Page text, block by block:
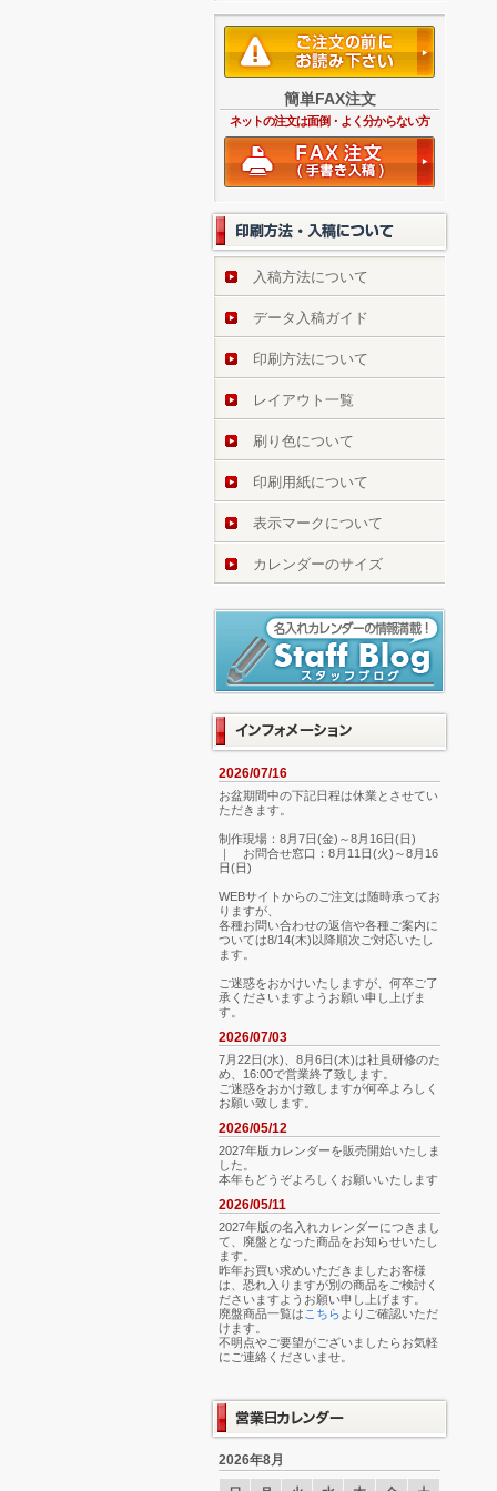
簡単FAX注文
ネットの注文は面倒・よく分からない方
入稿方法について
データ入稿ガイド
印刷方法について
レイアウト一覧
刷り色について
印刷用紙について
表示マークについて
カレンダーのサイズ
2026/07/16
お盆期間中の下記日程は休業とさせてい
ただきます。
制作現場：8月7日(金)～8月16日(日)
｜ お問合せ窓口：8月11日(火)～8月16
日(日)
WEBサイトからのご注文は随時承ってお
りますが、
各種お問い合わせの返信や各種ご案内に
ついては8/14(木)以降順次ご対応いたし
ます。
ご迷惑をおかけいたしますが、何卒ご了
承くださいますようお願い申し上げま
す。
2026/07/03
7月22日(水)、8月6日(木)は社員研修のた
め、16:00で営業終了致します。
ご迷惑をおかけ致しますが何卒よろしく
お願い致します。
2026/05/12
2027年版カレンダーを販売開始いたしま
した。
本年もどうぞよろしくお願いいたします
2026/05/11
2027年版の名入れカレンダーにつきまし
て、廃盤となった商品をお知らせいたし
ます。
昨年お買い求めいただきましたお客様
は、恐れ入りますが別の商品をご検討く
ださいますようお願い申し上げます。
廃盤商品一覧は こちら よりご確認いただ
けます。
不明点やご要望がございましたらお気軽
にご連絡くださいませ。
2026年8月